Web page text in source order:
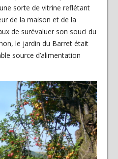
sorte de vitrine reflétant
de la maison et de la
de surévaluer son souci du
le jardin du Barret était
source d’alimentation